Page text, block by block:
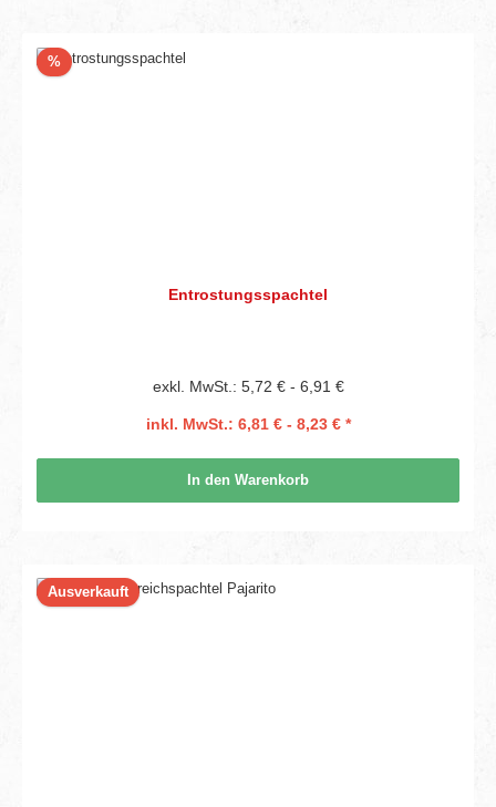
%Rabatt
Entrostungsspachtel
exkl. MwSt.: 5,72 € - 6,91 €
inkl. MwSt.: 6,81 € - 8,23 € *
In den Warenkorb
Ausverkauft